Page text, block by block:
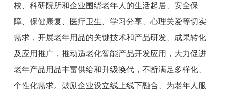
校、科研院所和企业围绕老年人的生活起居、安全保
障、保健康复、医疗卫生、学习分享、心理关爱等切实
需求，开展老年用品的关键技术和产品研发、成果转化
及应用推广，推动适老化智能产品开发应用，大力促进
老年产品用品丰富供给和升级换代，不断满足多样化、
个性化需求。鼓励企业设立线上线下融合、为老年人服